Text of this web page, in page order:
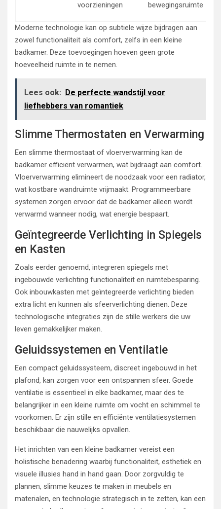
voorzieningen bewegingsruimte
Moderne technologie kan op subtiele wijze bijdragen aan
zowel functionaliteit als comfort, zelfs in een kleine
badkamer. Deze toevoegingen hoeven geen grote
hoeveelheid ruimte in te nemen.
Lees ook: De perfecte wandstijl voor
liefhebbers van romantiek
Slimme Thermostaten en Verwarming
Een slimme thermostaat of vloerverwarming kan de
badkamer efficiënt verwarmen, wat bijdraagt aan comfort.
Vloerverwarming elimineert de noodzaak voor een radiator,
wat kostbare wandruimte vrijmaakt. Programmeerbare
systemen zorgen ervoor dat de badkamer alleen wordt
verwarmd wanneer nodig, wat energie bespaart.
Geïntegreerde Verlichting in Spiegels
en Kasten
Zoals eerder genoemd, integreren spiegels met
ingebouwde verlichting functionaliteit en ruimtebesparing.
Ook inbouwkasten met geïntegreerde verlichting bieden
extra licht en kunnen als sfeerverlichting dienen. Deze
technologische integraties zijn de stille werkers die uw
leven gemakkelijker maken.
Geluidssystemen en Ventilatie
Een compact geluidssysteem, discreet ingebouwd in het
plafond, kan zorgen voor een ontspannen sfeer. Goede
ventilatie is essentieel in elke badkamer, maar des te
belangrijker in een kleine ruimte om vocht en schimmel te
voorkomen. Er zijn stille en efficiënte ventilatiesystemen
beschikbaar die nauwelijks opvallen.
Het inrichten van een kleine badkamer vereist een
holistische benadering waarbij functionaliteit, esthetiek en
visuele illusies hand in hand gaan. Door zorgvuldig te
plannen, slimme keuzes te maken in meubels en
materialen, en technologie strategisch in te zetten, kan een